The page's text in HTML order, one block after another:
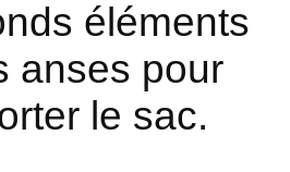
éléments
anses pour
le sac.